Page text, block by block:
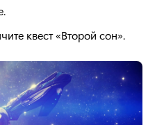
квест «Второй сон».